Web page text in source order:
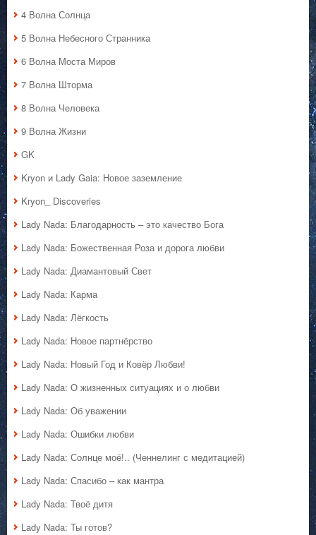
4 Волна Солнца
5 Волна Небесного Странника
6 Волна Моста Миров
7 Волна Шторма
8 Волна Человека
9 Волна Жизни
GK
Kryon и Lady Gaia: Новое заземление
Kryon_ Discoveries
Lady Nada: Благодарность – это качество Бога
Lady Nada: Божественная Роза и дорога любви
Lady Nada: Диамантовый Свет
Lady Nada: Карма
Lady Nada: Лёгкость
Lady Nada: Новое партнёрство
Lady Nada: Новый Год и Ковёр Любви!
Lady Nada: О жизненных ситуациях и о любви
Lady Nada: Об уважении
Lady Nada: Ошибки любви
Lady Nada: Солнце моё!.. (Ченнелинг с медитацией)
Lady Nada: Спасибо – как мантра
Lady Nada: Твоё дитя
Lady Nada: Ты готов?